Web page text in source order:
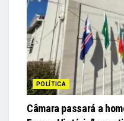
POLÍTICA
Câmara passará a